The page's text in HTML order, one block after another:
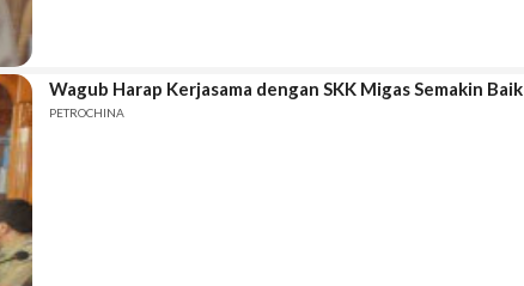
Wagub Harap Kerjasama dengan SKK Migas Semakin Baik
PETROCHINA